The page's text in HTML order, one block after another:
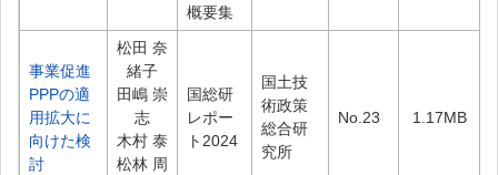
概要集
事業促進
PPPの適
用拡大に
向けた検
討
松田 奈
緒子
田嶋 崇
志
木村 泰
松林 周
国総研
レポー
ト2024
国土技
術政策
総合研
究所
No.23 1.17MB